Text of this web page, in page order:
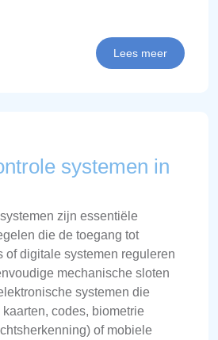
Lees meer
systemen in
zijn essentiële
die de toegang tot
of digitale systemen reguleren
mechanische sloten
systemen die
codes, biometrie
of mobiele